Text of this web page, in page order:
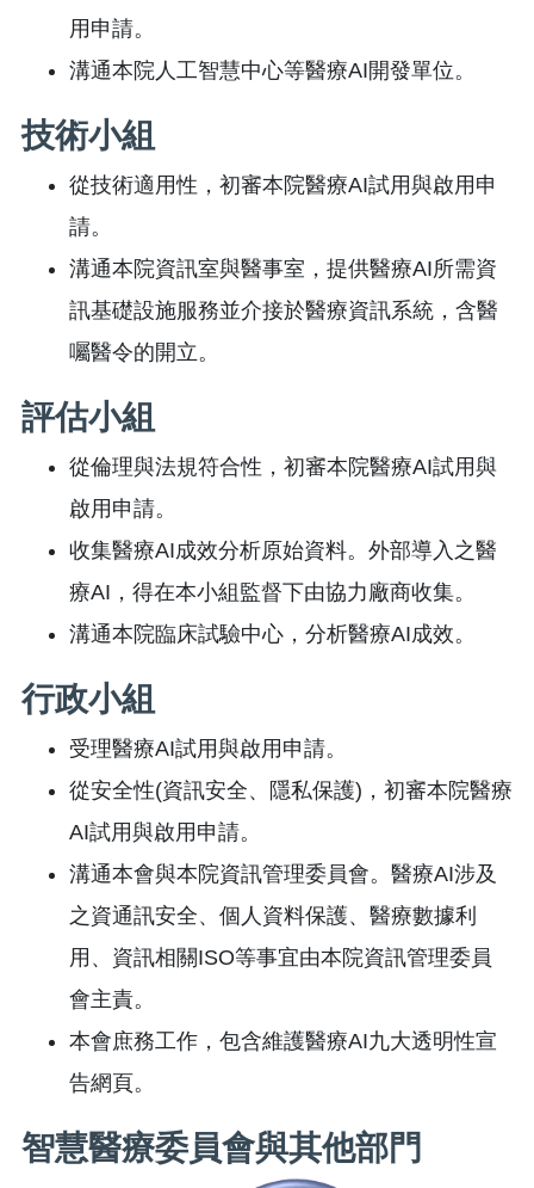
用申請。
溝通本院人工智慧中心等醫療AI開發單位。
技術小組
從技術適用性，初審本院醫療AI試用與啟用申
請。
溝通本院資訊室與醫事室，提供醫療AI所需資
訊基礎設施服務並介接於醫療資訊系統，含醫
囑醫令的開立。
評估小組
從倫理與法規符合性，初審本院醫療AI試用與
啟用申請。
收集醫療AI成效分析原始資料。外部導入之醫
療AI，得在本小組監督下由協力廠商收集。
溝通本院臨床試驗中心，分析醫療AI成效。
行政小組
受理醫療AI試用與啟用申請。
從安全性(資訊安全、隱私保護)，初審本院醫療
AI試用與啟用申請。
溝通本會與本院資訊管理委員會。醫療AI涉及
之資通訊安全、個人資料保護、醫療數據利
用、資訊相關ISO等事宜由本院資訊管理委員
會主責。
本會庶務工作，包含維護醫療AI九大透明性宣
告網頁。
智慧醫療委員會與其他部門